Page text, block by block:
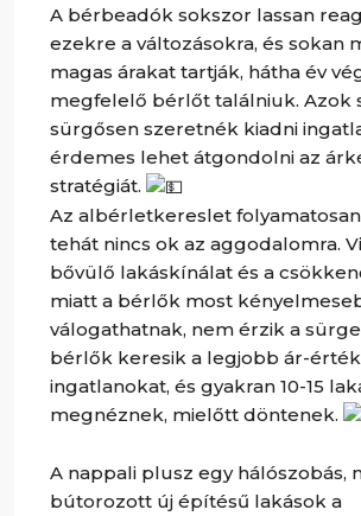
A bérbeadók sokszor lassan
ezekre a változásokra, és sokan
magas árakat tartják, hátha év
megfelelő bérlőt találniuk. Azok
sürgősen szeretnék kiadni
érdemes lehet átgondolni az
stratégiát.
Az albérletkereslet folyamatosan
tehát nincs ok az aggodalomra.
bővülő lakáskínálat és a
miatt a bérlők most
válogathatnak, nem érzik a
bérlők keresik a legjobb ár-
ingatlanokat, és gyakran 10-15
megnéznek, mielőtt döntenek.
A nappali plusz egy hálószobás,
bútorozott új építésű lakások a